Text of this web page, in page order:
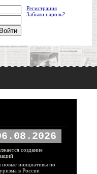
Регистрация
Забыли пароль?
создание
новые инициативы по
в России